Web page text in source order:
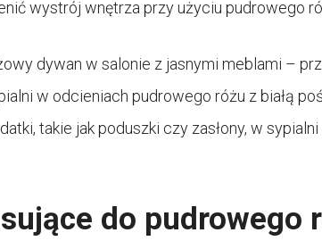
wystrój wnętrza przy użyciu pudrowego
dywan w salonie z jasnymi meblami –
w odcieniach pudrowego różu z białą
takie jak poduszki czy zasłony, w
do pudrowego